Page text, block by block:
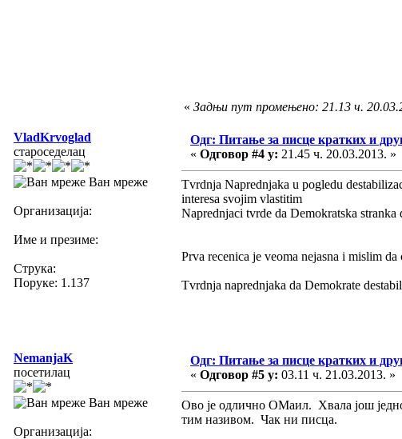
« Задњи пут промењено: 21.13 ч.
VladKrvoglad
староседелац
Ван мреже
Организација:
Име и презиме:
Струка:
Поруке: 1.137
Одг: Питање за писце кратких и
« Одговор #4 у: 21.45 ч. 20.03.2013. »
Tvrdnja Naprednjaka u pogledu
interesa svojim vlastitim
Naprednjaci tvrde da Demokratska
Prva recenica je veoma nejasna i mislim
Tvrdnja naprednjaka da Demokrate
NemanjaK
посетилац
Ван мреже
Организација:
Одг: Питање за писце кратких и
« Одговор #5 у: 03.11 ч. 21.03.2013. »
Ово је одлично ОМаил. Хвала још
тим називом. Чак ни писца.